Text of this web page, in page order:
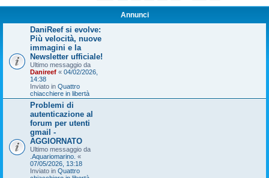
Annunci
DaniReef si evolve:
Più velocità, nuove
immagini e la
Newsletter ufficiale!
Ultimo messaggio da
Danireef « 04/02/2026,
14:38
Inviato in Quattro
chiacchiere in libertà
Problemi di
autenticazione al
forum per utenti
gmail -
AGGIORNATO
Ultimo messaggio da
.Aquariomarino. «
07/05/2026, 13:18
Inviato in Quattro